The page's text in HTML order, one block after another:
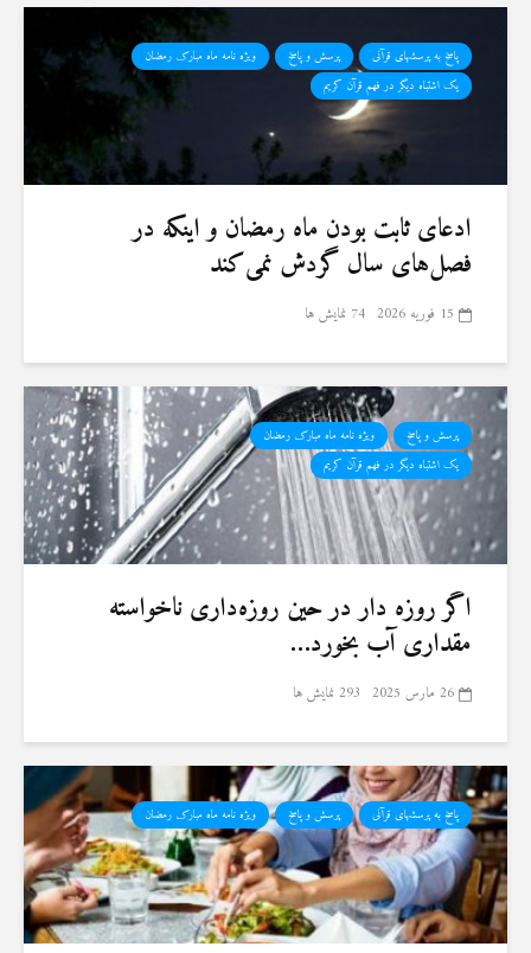
پاسخ به پرسشهای قرآنی پرسش و پاسخ
ویژه نامه ماه مبارک رمضان
یک اشتباه دیگر در فهم قرآن کریم
ادعای ثابت بودن ماه رمضان و اینکه در
فصل‌های سال گردش نمی‌کند
15 فوریه 2026 74 نمایش ها
پرسش و پاسخ
ویژه نامه ماه مبارک رمضان
یک اشتباه دیگر در فهم قرآن کریم
اگر روزه دار در حین روزه‌داری ناخواسته
مقداری آب بخورد…
26 مارس 2025 293 نمایش ها
پاسخ به پرسشهای قرآنی پرسش و پاسخ ویژه نامه ماه مبارک رمضان